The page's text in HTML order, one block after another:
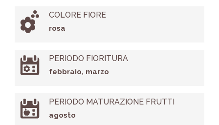
COLORE FIORE
rosa
PERIODO FIORITURA
febbraio, marzo
PERIODO MATURAZIONE FRUTTI
agosto